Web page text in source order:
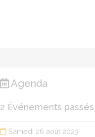
Agenda
2 Événements passés
Samedi 26 août 2023